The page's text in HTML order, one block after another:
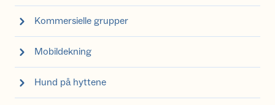
Kommersielle grupper
Mobildekning
Hund på hyttene